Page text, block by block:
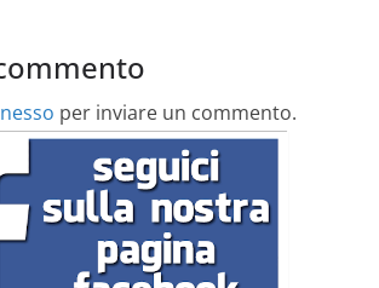
per inviare un commento.